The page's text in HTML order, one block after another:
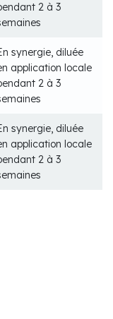
2 à 3
synergie, diluée
application locale
2 à 3
synergie, diluée
application locale
2 à 3